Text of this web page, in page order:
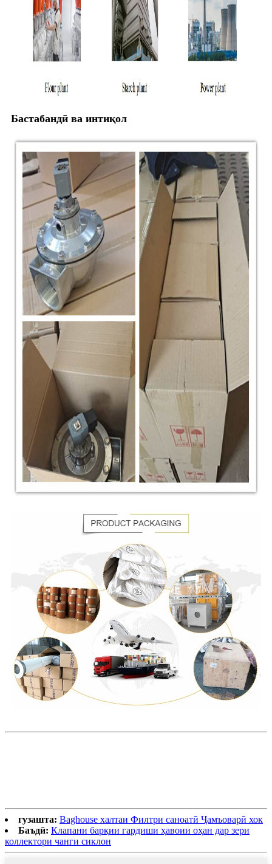
Бастабандӣ ва интиқол
гузашта: Baghouse халтаи Филтри саноатӣ Ҷамъоварӣ хок
Баъдӣ: Клапани барқии гардиши ҳавоии оҳан дар зери
коллектори чанги сиклон